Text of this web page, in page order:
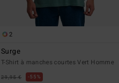
2
Surge
T-Shirt à manches courtes Vert Homme
29,95 € 55%